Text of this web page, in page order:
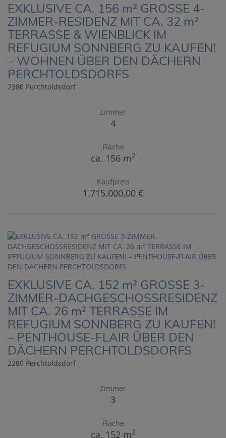
EXKLUSIVE CA. 156 m² GROSSE 4-
ZIMMER-RESIDENZ MIT CA. 32 m²
TERRASSE & WIENBLICK IM
REFUGIUM SONNBERG ZU KAUFEN!
– WOHNEN ÜBER DEN DÄCHERN
PERCHTOLDSDORFS
2380 Perchtoldsdorf
Zimmer
4
Fläche
ca. 156 m2
Kaufpreis
1.715.000,00 €
EXKLUSIVE CA. 152 m² GROSSE 3-
ZIMMER-DACHGESCHOSSRESIDENZ
MIT CA. 26 m² TERRASSE IM
REFUGIUM SONNBERG ZU KAUFEN!
– PENTHOUSE-FLAIR ÜBER DEN
DÄCHERN PERCHTOLDSDORFS
2380 Perchtoldsdorf
Zimmer
3
Fläche
ca. 152 m2